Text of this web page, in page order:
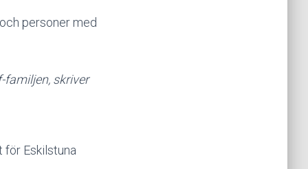
personer med
familjen, skriver
för Eskilstuna